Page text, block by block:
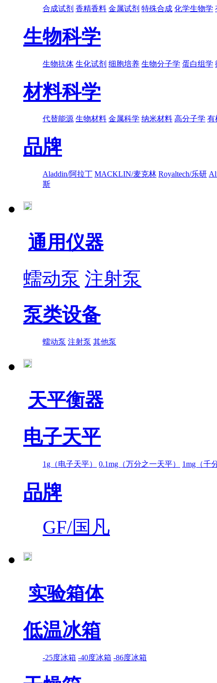
合成试剂 香精香料 金属试剂 特殊合成 化学生物学
生物科学
生物抗体 生化试剂 细胞培养 生物分子学 蛋白组学
材料科学
代替能源 生物材料 金属科学 纳米材料 高分子学 有
品牌
Aladdin/阿拉丁 MACKLIN/麦克林 Royaltech/乐研
斯
通用仪器
蠕动泵 注射泵
泵类设备
蠕动泵 注射泵 其他泵
天平衡器
电子天平
1g（电子天平） 0.1mg（万分之一天平） 1mg（千
品牌
GF/国凡
实验箱体
低温冰箱
-25度冰箱 -40度冰箱 -86度冰箱